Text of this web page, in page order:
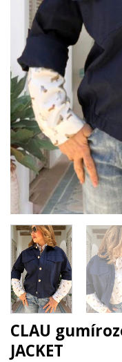
CLAU
JACKET